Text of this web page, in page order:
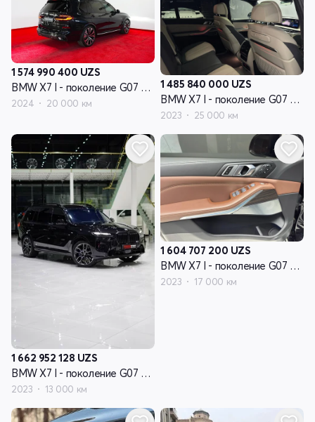
1 574 990 400 UZS
BMW X7 I - поколение G07 рестайлинг
2024 20 000 км
1 485 840 000 UZS
BMW X7 I - поколение G07 рестайлинг
2023 25 000 км
1 662 952 128 UZS
BMW X7 I - поколение G07 рестайлинг
2023 13 000 км
1 604 707 200 UZS
BMW X7 I - поколение G07 рестайлинг
2023 17 000 км